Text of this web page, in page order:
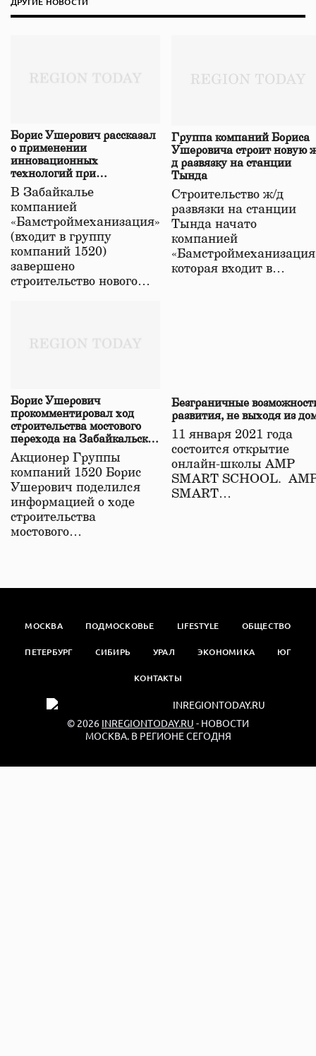
Борис Ушерович рассказал
о применении
инновационных
технологий при
строительстве нового моста
в Забайкалье
В Забайкалье
компанией
«Бамстроймеханизация»
(входит в группу
компаний 1520)
завершено
строительство нового…
Группа компаний Бориса
Ушеровича строит новую
д развязку на станции
Тында
Строительство ж/д
развязки на станции
Тында начато
компанией
которая входит в…
Борис Ушерович
прокомментировал ход
строительства мостового
перехода на Забайкальской
железной дороге
Акционер Группы
компаний 1520 Борис
Ушерович поделился
информацией о ходе
строительства
мостового…
Безграничные
развития, не выходя из
11 января 2021 года
состоится открытие
онлайн-школы АМР
SMART SCHOOL.
SMART…
МОСКВА ПОДМОСКОВЬЕ LIFESTYLE ОБЩЕСТВО
ПЕТЕРБУРГ СИБИРЬ УРАЛ ЭКОНОМИКА ЮГ
КОНТАКТЫ
© 2026 INREGIONTODAY.RU - НОВОСТИ
МОСКВА. В РЕГИОНЕ СЕГОДНЯ